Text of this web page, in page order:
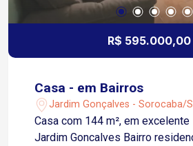
R$ 595.000,00
Casa - em Bairros
Jardim Gonçalves - Sorocaba/
Casa com 144 m², em
Jardim Goncalves Bairro